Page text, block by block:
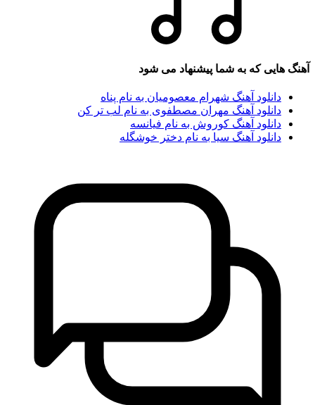
هایی که به شما پیشنهاد می شود
دانلود آهنگ شهرام معصومیان به نام پناه
دانلود آهنگ مهران مصطفوی به نام لب تر کن
دانلود آهنگ کوروش به نام فیانسه
دانلود آهنگ سیا به نام دختر خوشگله